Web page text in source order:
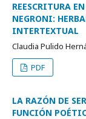
REESCRITURA
NEGRONI:
INTERTEXTUAL
Claudia Pulido
PDF
LA RAZÓN DE
FUNCIÓN